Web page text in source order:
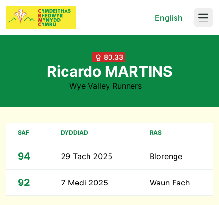
English
80.33
Ricardo MARTINS
Wye Valley Runners
SAF DYDDIAD RAS
94 29 Tach 2025 Blorenge
92 7 Medi 2025 Waun Fach